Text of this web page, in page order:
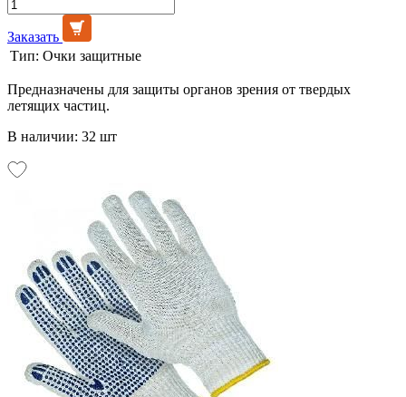
Заказать
Тип: Очки защитные
Предназначены для защиты органов зрения от твердых
летящих частиц.
В наличии: 32 шт